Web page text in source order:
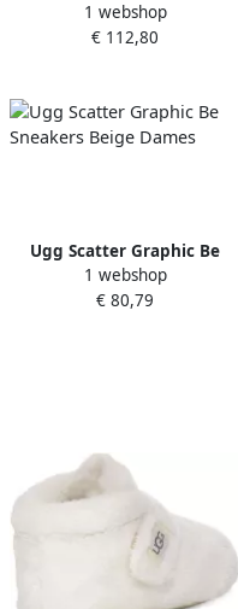
Broek Beige Dames
1 webshop
€ 112,80
Ugg Scatter Graphic Be
Sneakers Beige Dames
1 webshop
€ 80,79